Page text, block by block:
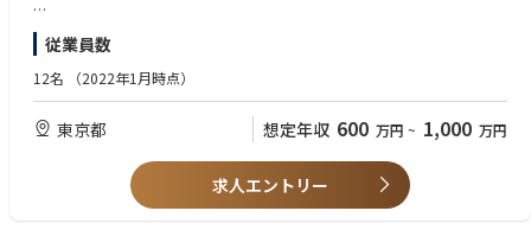
【歓迎】
〇OEM/ODM 営業経験歓迎
〇有機化学/医薬/農薬関連の知識をお持ちの方
〇読み書きレベルの中国語スキル(目安:中国語検定4 級)
従業員数
12名 （2022年1月時点）
東京都 想定年収 600 万円 ~ 1,000 万円
求人エントリー